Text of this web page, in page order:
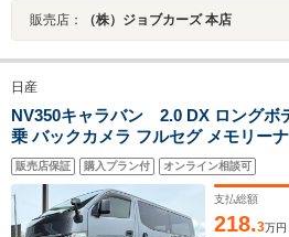
販売店： （株）ジョブカーズ 本店
日産
NV350キャラバン 2.0 DX ロングボ
乗 バックカメラ フルセグ メモリー
ステム 5AT CD Bluetooth ABS ESC
ィンドウ 運転席エアバッグ 両側スラ
ントリー 盗難防止システム
販売店保証 購入プラン付 オンライン相談可
支払総額
218.3万円